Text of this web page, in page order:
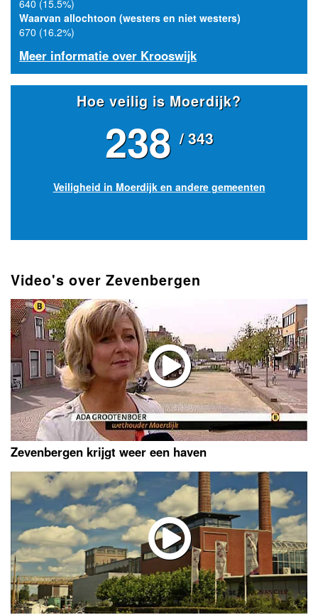
640 (15.5%)
Waarvan allochtoon (westers en niet westers)
670 (16.2%)
Meer informatie over Krooswijk
Hoe veilig is Moerdijk?
238 / 343
Veiligheid in Moerdijk en andere gemeenten
Video's over Zevenbergen
Zevenbergen krijgt weer een haven